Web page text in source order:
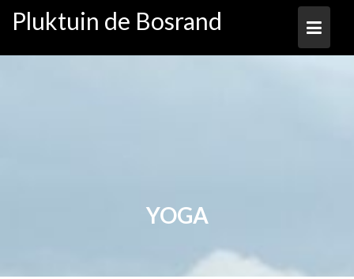
naar
inhoud
Pluktuin de Bosrand
YOGA